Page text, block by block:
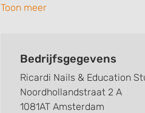
Toon meer
Bedrijfsgegevens
Ricardi Nails & Education
Noordhollandstraat 2 A
1081AT Amsterdam